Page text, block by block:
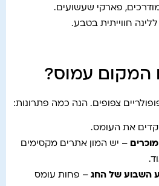
פארקי שעשועים.
חווייתית בטבע.
המקום עמוס?
צפופים. הנה כמה פתרונות:
את העומס.
– יש המון אתרים מקסימים
השבוע של החג – פחות עומס